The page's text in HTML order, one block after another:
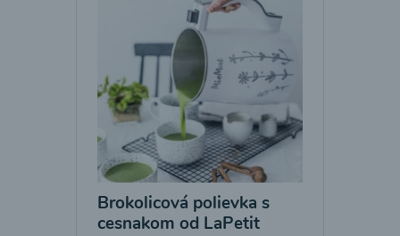
Brokolicová polievka s
cesnakom od LaPetit